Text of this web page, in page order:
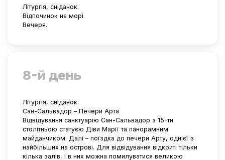
Літургія, сніданок.
Відпочинок на морі.
Вечеря.
8-й день
Літургія, сніданок.
Сан-Сальвадор – Печери Арта
Відвідування санктуарію Сан-Сальвадор з 15-ти
столітньою статуєю Діви Марії та панорамним
майданчиком. Далі – поїздка до печери Арту, однієї з
найбільших на острові. Для відвідування відкриті тільки
кілька залів, і в них можна помилуватися великою